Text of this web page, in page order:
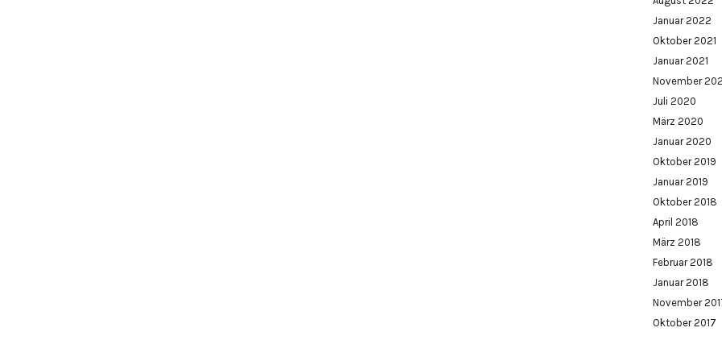
Januar 2022
Oktober 2021
Januar 2021
November
Juli 2020
März 2020
Januar 2020
Oktober 2019
Januar 2019
Oktober 2018
April 2018
März 2018
Februar 2018
Januar 2018
November
Oktober 2017